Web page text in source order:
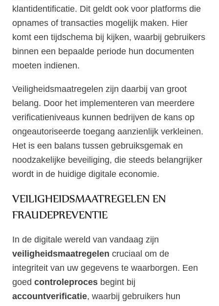
klantidentificatie. Dit geldt ook voor platforms die
opnames of transacties mogelijk maken. Hier
komt een tijdschema bij kijken, waarbij gebruikers
binnen een bepaalde periode hun documenten
moeten indienen.
Veiligheidsmaatregelen zijn daarbij van groot
belang. Door het implementeren van meerdere
verificatieniveaus kunnen bedrijven de kans op
ongeautoriseerde toegang aanzienlijk verkleinen.
Het is een balans tussen gebruiksgemak en
noodzakelijke beveiliging, die steeds belangrijker
wordt in de huidige digitale economie.
VEILIGHEIDSMAATREGELEN EN
FRAUDEPREVENTIE
In de digitale wereld van vandaag zijn
veiligheidsmaatregelen cruciaal om de
integriteit van uw gegevens te waarborgen. Een
goed controleproces begint bij
accountverificatie, waarbij gebruikers hun